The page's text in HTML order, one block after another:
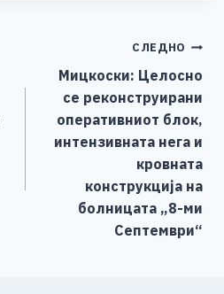
Li
n
k
СЛЕДНО
Мицкоски: Целосно
се реконструирани
оперативниот блок,
интензивната нега и
кровната
конструкција на
болницата „8-ми
Септември“